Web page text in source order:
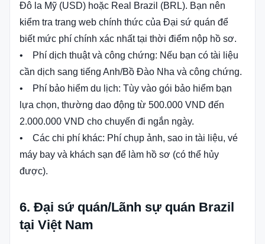
Đô la Mỹ (USD) hoặc Real Brazil (BRL). Bạn nên
kiểm tra trang web chính thức của Đại sứ quán để
biết mức phí chính xác nhất tại thời điểm nộp hồ sơ.
• Phí dịch thuật và công chứng: Nếu bạn có tài liệu
cần dịch sang tiếng Anh/Bồ Đào Nha và công chứng.
• Phí bảo hiểm du lịch: Tùy vào gói bảo hiểm bạn
lựa chọn, thường dao động từ 500.000 VND đến
2.000.000 VND cho chuyến đi ngắn ngày.
• Các chi phí khác: Phí chụp ảnh, sao in tài liệu, vé
máy bay và khách sạn để làm hồ sơ (có thể hủy
được).
6. Đại sứ quán/Lãnh sự quán Brazil
tại Việt Nam